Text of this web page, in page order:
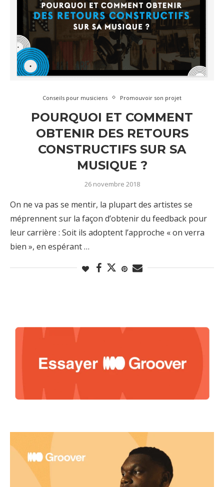
Conseils pour musiciens Promouvoir son projet
POURQUOI ET COMMENT
OBTENIR DES RETOURS
CONSTRUCTIFS SUR SA
MUSIQUE ?
26 novembre 2018
On ne va pas se mentir, la plupart des artistes se
méprennent sur la façon d’obtenir du feedback pour
leur carrière : Soit ils adoptent l’approche « on verra
bien », en espérant …